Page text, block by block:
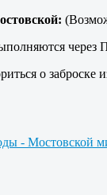
через
о заброске
- Мостовской